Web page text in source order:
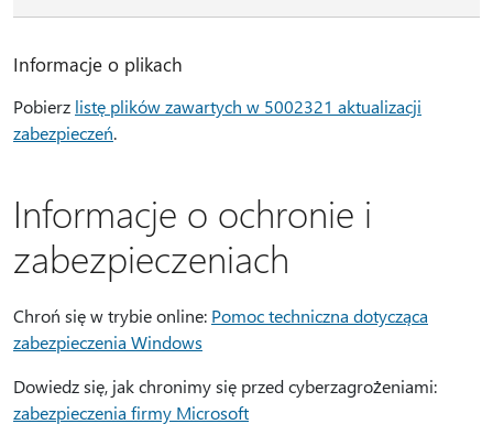
Informacje o plikach
Pobierz listę plików zawartych w 5002321 aktualizacji
zabezpieczeń.
Informacje o ochronie i
zabezpieczeniach
Chroń się w trybie online: Pomoc techniczna dotycząca
zabezpieczenia Windows
Dowiedz się, jak chronimy się przed cyberzagrożeniami:
zabezpieczenia firmy Microsoft